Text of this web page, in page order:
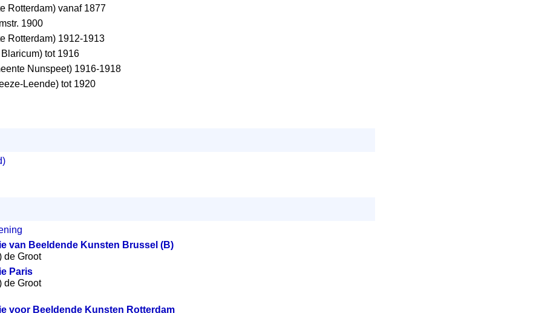
Rotterdam) vanaf 1877
1900
Rotterdam) 1912-1913
tot 1916
Nunspeet) 1916-1918
Leende) tot 1920
van Beeldende Kunsten Brussel (B)
de Groot
Paris
de Groot
voor Beeldende Kunsten Rotterdam